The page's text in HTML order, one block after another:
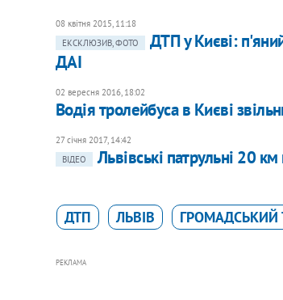
08 квітня 2015, 11:18
ЕКСКЛЮЗИВ, ФОТО
ДТП у Києві:
ДАІ
02 вересня 2016, 18:02
Водія тролейбуса в Києві
27 січня 2017, 14:42
ВІДЕО
Львівські патрульні 20
ДТП ЛЬВІВ ГРОМАДСЬКИЙ
РЕКЛАМА